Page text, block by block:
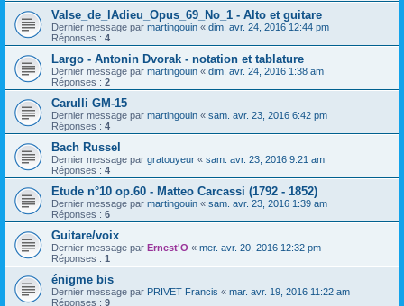
Valse_de_lAdieu_Opus_69_No_1 - Alto et guitare
Dernier message par martingouin « dim. avr. 24, 2016 12:44 pm
Réponses : 4
Largo - Antonin Dvorak - notation et tablature
Dernier message par martingouin « dim. avr. 24, 2016 1:38 am
Réponses : 2
Carulli GM-15
Dernier message par martingouin « sam. avr. 23, 2016 6:42 pm
Réponses : 4
Bach Russel
Dernier message par gratouyeur « sam. avr. 23, 2016 9:21 am
Réponses : 4
Etude n°10 op.60 - Matteo Carcassi (1792 - 1852)
Dernier message par martingouin « sam. avr. 23, 2016 1:39 am
Réponses : 6
Guitare/voix
Dernier message par Ernest'O « mer. avr. 20, 2016 12:32 pm
Réponses : 1
énigme bis
Dernier message par PRIVET Francis « mar. avr. 19, 2016 11:22 am
Réponses : 9